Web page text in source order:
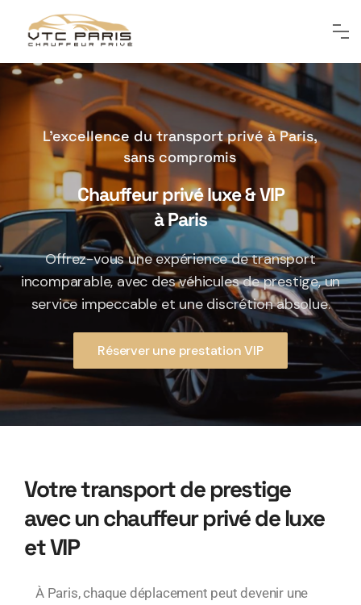
L’excellence du transport privé à Paris,
sans compromis
Chauffeur privé luxe & VIP
à Paris
Offrez-vous une expérience de transport
incomparable, avec des véhicules de prestige, un
service impeccable et une discrétion absolue.
Réserver une prestation VIP
Votre transport de prestige
avec un chauffeur privé de luxe
et VIP
À Paris, chaque déplacement peut devenir une